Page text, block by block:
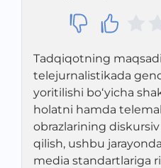
Tadqiqotning
telejurnalistikada
yoritilishi bo‘yicha
holatni hamda
obrazlarining
qilish, ushbu
media standartlariga